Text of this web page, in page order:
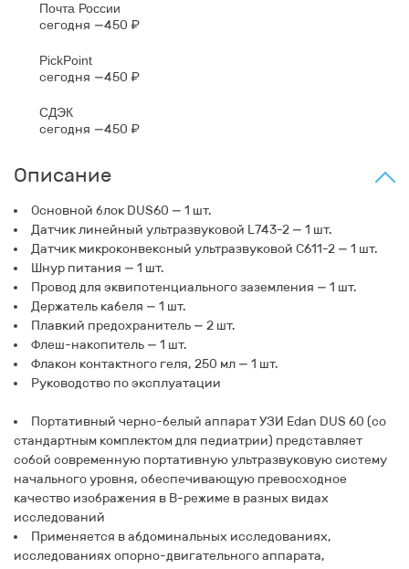
Почта России
сегодня 450 ₽
PickPoint
сегодня 450 ₽
СДЭК
сегодня 450 ₽
Описание
Основной блок DUS60 — 1 шт.
Датчик линейный ультразвуковой L743-2 — 1 шт.
Датчик микроконвексный ультразвуковой C611-2 — 1 шт.
Шнур питания — 1 шт.
Провод для эквипотенциального заземления — 1 шт.
Держатель кабеля — 1 шт.
Плавкий предохранитель — 2 шт.
Флеш-накопитель — 1 шт.
Флакон контактного геля, 250 мл — 1 шт.
Руководство по эксплуатации
Портативный черно-белый аппарат УЗИ Edan DUS 60 (со
стандартным комплектом для педиатрии) представляет
собой современную портативную ультразвуковую систему
начального уровня, обеспечивающую превосходное
качество изображения в B-режиме в разных видах
исследований
Применяется в абдоминальных исследованиях,
исследованиях опорно-двигательного аппарата,